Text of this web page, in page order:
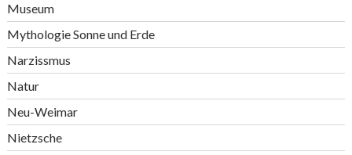
Museum
Mythologie Sonne und Erde
Narzissmus
Natur
Neu-Weimar
Nietzsche